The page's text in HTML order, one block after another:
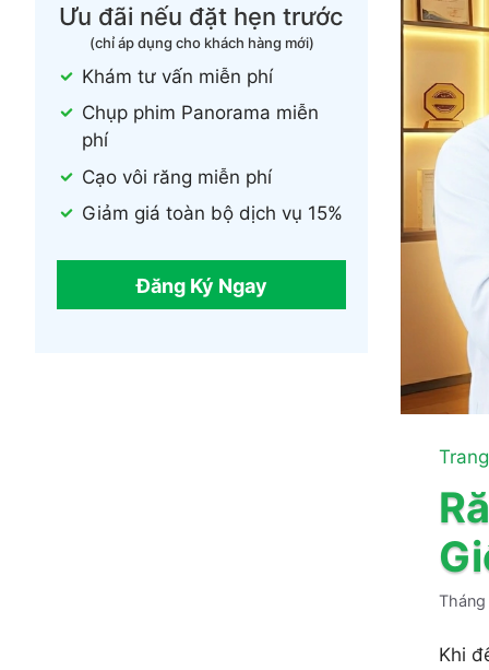
Khi
Ưu đãi nếu đặt hẹn trước
(chỉ áp dụng cho khách hàng mới)
Khám tư vấn miễn phí
Chụp phim Panorama miễn
phí
Cạo vôi răng miễn phí
Giảm giá toàn bộ dịch vụ 15%
Đăng Ký Ngay